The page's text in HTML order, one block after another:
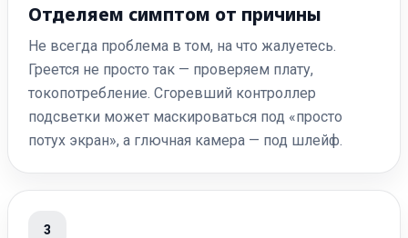
Отделяем симптом от причины
Не всегда проблема в том, на что жалуетесь.
Греется не просто так — проверяем плату,
токопотребление. Сгоревший контроллер
подсветки может маскироваться под «просто
потух экран», а глючная камера — под шлейф.
3